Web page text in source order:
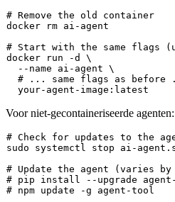
# Remove the old container
docker
rm ai-agent
# Start with the same flags
docker run -d \
  --name ai-agent \
# ... same flags as before
Voor niet-gecontaineriseerde agenten:
# Check for updates to the
sudo systemctl stop ai-
# Update the agent (varies by
# pip install --upgrade agent-
# npm update -g agent-tool